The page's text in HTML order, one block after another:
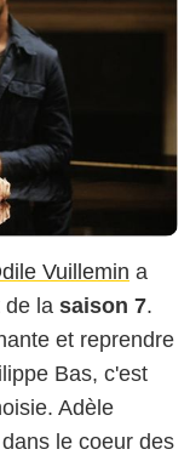
Vuillemin a
de la saison 7.
et reprendre
Bas, c'est
Adèle
dans le coeur des